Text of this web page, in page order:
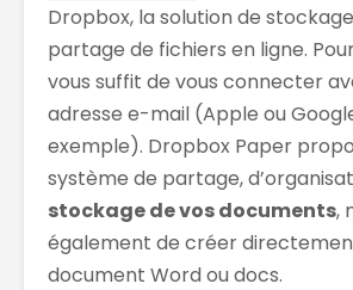
Dropbox, la solution de
partage de fichiers en ligne.
vous suffit de vous connecter
adresse e-mail (Apple ou
exemple). Dropbox Paper
système de partage,
stockage de vos documents,
également de créer
document Word ou docs.